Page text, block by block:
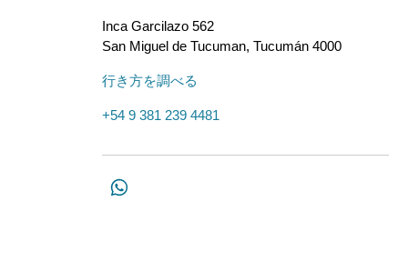
Inca Garcilazo 562
San Miguel de Tucuman, Tucumán 4000
行き方を調べる
+54 9 381 239 4481